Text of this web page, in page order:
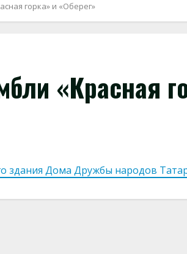
горка» и «Оберег»
«Красная
Дома Дружбы народов